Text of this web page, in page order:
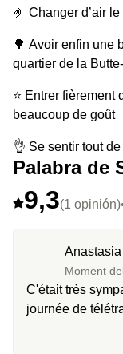
🤌 Changer d’air
🌳 Avoir enfin une
quartier de la
⭐ Entrer
beaucoup de goût
👌 Se sentir tout
fauteuil comfy
🐔 Passer faire un
l’hôtel
👨‍💻 Faire
☕ Avoir le droit à
nécessaire, toute
🍫 Prendre une
Palabra de
9,3(1 opinión)
Anastasia
Moment del
C'était très
journée de